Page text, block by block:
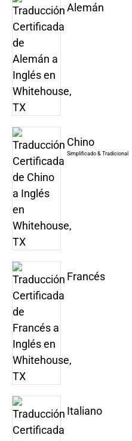
Alemán
Chino
Simplificado & Tradicional
Francés
Italiano